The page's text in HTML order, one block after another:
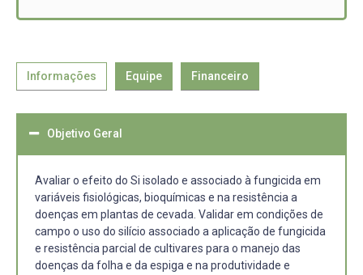
Informações Equipe Financeiro
Objetivo Geral
Avaliar o efeito do Si isolado e associado à fungicida em
variáveis fisiológicas, bioquímicas e na resistência a
doenças em plantas de cevada. Validar em condições de
campo o uso do silício associado a aplicação de fungicida
e resistência parcial de cultivares para o manejo das
doenças da folha e da espiga e na produtividade e